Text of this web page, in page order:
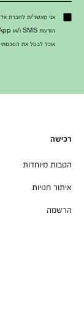
אני מאשר/ת לחברת
הודעות SMS ו/או WhatsApp ממותג קליניק. לפרטים נוספים ראה/י
אוכל לבטל את
רכישה
הטבות מיוחדות
איתור חנויות
הרשמה